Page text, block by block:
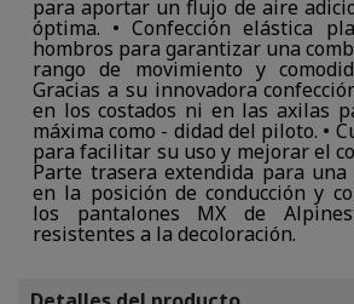
para aportar un flujo de aire
óptima. • Confección elástica
hombros para garantizar una
rango de movimiento y
Gracias a su innovadora
en los costados ni en las axilas
máxima como - didad del piloto. •
para facilitar su uso y mejorar el
Parte trasera extendida para
en la posición de conducción y
los pantalones MX de
resistentes a la decoloración.